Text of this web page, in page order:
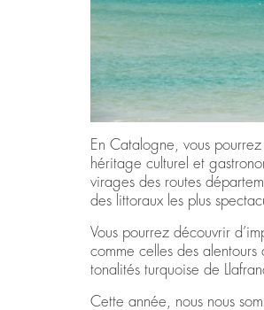
En Catalogne, vous
héritage culturel et
virages des routes
des littoraux les plus
Vous pourrez découvrir
comme celles des
tonalités turquoise de
Cette année, nous nous